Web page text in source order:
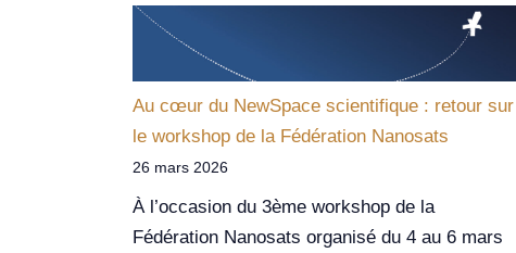
Au cœur du NewSpace scientifique : retour sur
le workshop de la Fédération Nanosats
26 mars 2026
À l’occasion du 3ème workshop de la
Fédération Nanosats organisé du 4 au 6 mars